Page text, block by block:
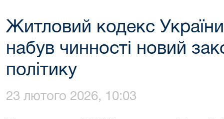
Житловий кодекс
набув чинності новий
політику
23 лютого 2026, 10:03